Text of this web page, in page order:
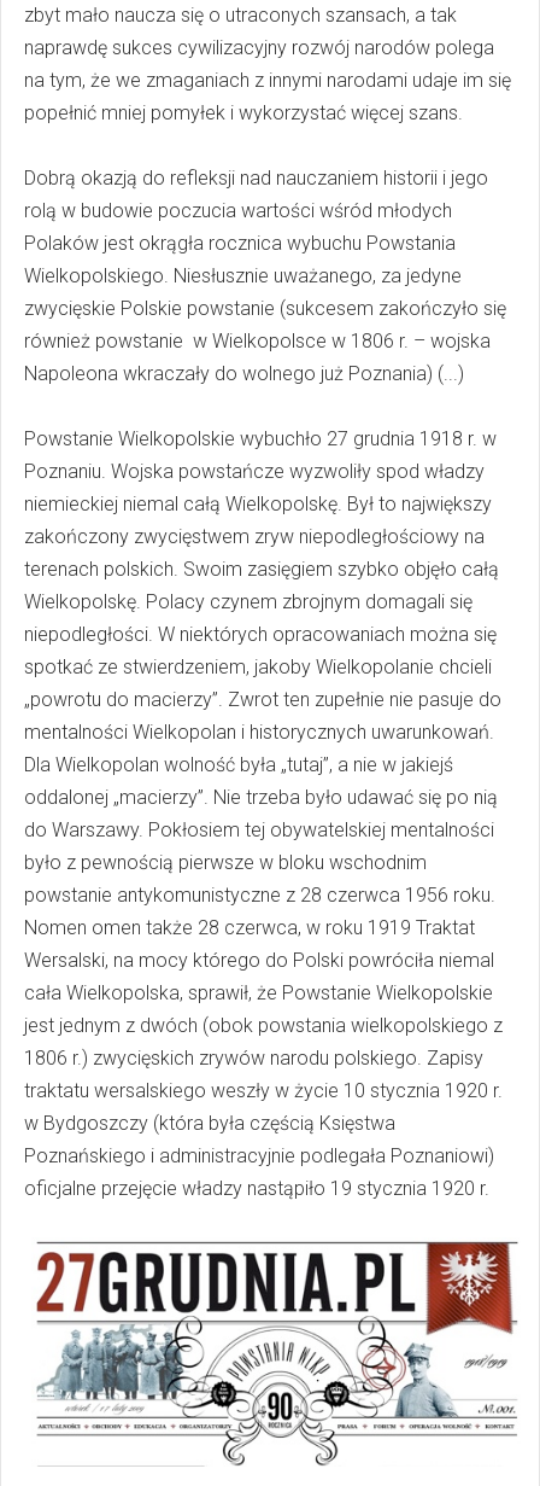
zbyt mało naucza się o utraconych szansach, a tak
naprawdę sukces cywilizacyjny rozwój narodów polega
na tym, że we zmaganiach z innymi narodami udaje im się
popełnić mniej pomyłek i wykorzystać więcej szans.
Dobrą okazją do refleksji nad nauczaniem historii i jego
rolą w budowie poczucia wartości wśród młodych
Polaków jest okrągła rocznica wybuchu Powstania
Wielkopolskiego. Niesłusznie uważanego, za jedyne
zwycięskie Polskie powstanie (sukcesem zakończyło się
również powstanie w Wielkopolsce w 1806 r. – wojska
Napoleona wkraczały do wolnego już Poznania) (...)
Powstanie Wielkopolskie wybuchło 27 grudnia 1918 r. w
Poznaniu. Wojska powstańcze wyzwoliły spod władzy
niemieckiej niemal całą Wielkopolskę. Był to największy
zakończony zwycięstwem zryw niepodległościowy na
terenach polskich. Swoim zasięgiem szybko objęło całą
Wielkopolskę. Polacy czynem zbrojnym domagali się
niepodległości. W niektórych opracowaniach można się
spotkać ze stwierdzeniem, jakoby Wielkopolanie chcieli
„powrotu do macierzy”. Zwrot ten zupełnie nie pasuje do
mentalności Wielkopolan i historycznych uwarunkowań.
Dla Wielkopolan wolność była „tutaj”, a nie w jakiejś
oddalonej „macierzy”. Nie trzeba było udawać się po nią
do Warszawy. Pokłosiem tej obywatelskiej mentalności
było z pewnością pierwsze w bloku wschodnim
powstanie antykomunistyczne z 28 czerwca 1956 roku.
Nomen omen także 28 czerwca, w roku 1919 Traktat
Wersalski, na mocy którego do Polski powróciła niemal
cała Wielkopolska, sprawił, że Powstanie Wielkopolskie
jest jednym z dwóch (obok powstania wielkopolskiego z
1806 r.) zwycięskich zrywów narodu polskiego. Zapisy
traktatu wersalskiego weszły w życie 10 stycznia 1920 r.
w Bydgoszczy (która była częścią Księstwa
Poznańskiego i administracyjnie podlegała Poznaniowi)
oficjalne przejęcie władzy nastąpiło 19 stycznia 1920 r.